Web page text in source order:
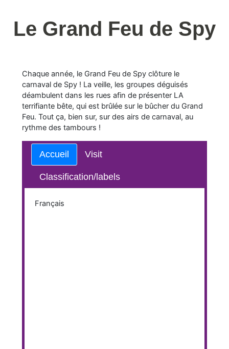
Le Grand Feu de Spy
Chaque année, le Grand Feu de Spy clôture le
carnaval de Spy ! La veille, les groupes déguisés
déambulent dans les rues afin de présenter LA
terrifiante bête, qui est brûlée sur le bûcher du Grand
Feu. Tout ça, bien sur, sur des airs de carnaval, au
rythme des tambours !
Accueil Visit
Classification/labels
Français